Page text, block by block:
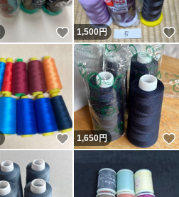
いいね！
1,500円
いいね！
1,650円